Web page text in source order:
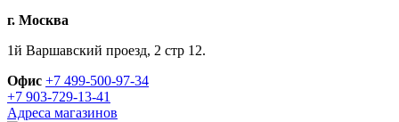
г. Москва
1й Варшавский проезд, 2 стр 12.
Офис +7 499-500-97-34
+7 903-729-13-41
Адреса магазинов